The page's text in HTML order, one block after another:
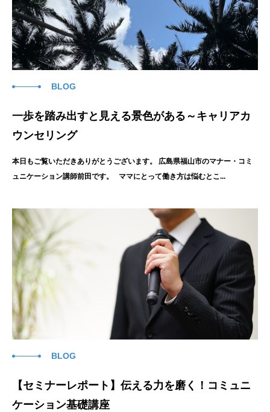
BLOG
一歩を踏み出すと見える景色がある～キャリアカ
ウンセリング
本日もご覧いただきありがとうございます。 広島県福山市のマナー・コミ
ュニケーション講師前田です。 ママにとって働き方は悩むとこ...
BLOG
【セミナーレポート】伝える力を磨く！コミュニ
ケーション基礎講座